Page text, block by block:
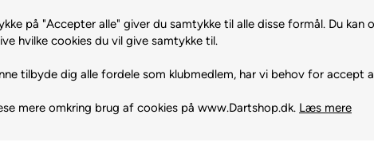
på "Accepter alle" giver du samtykke til alle disse formål. Du kan
hvilke cookies du vil give samtykke til.
tilbyde dig alle fordele som klubmedlem, har vi behov for accept
mere omkring brug af cookies på www.Dartshop.dk. Læs mere
Gary
6 Big Wing